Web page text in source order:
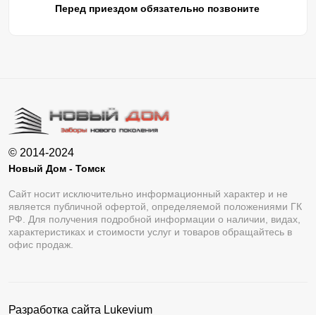
Перед приездом обязательно позвоните
© 2014-2024
Новый Дом - Томск
Сайт носит исключительно информационный характер и не
является публичной офертой, определяемой положениями ГК
РФ. Для получения подробной информации о наличии, видах,
характеристиках и стоимости услуг и товаров обращайтесь в
офис продаж.
Разработка сайта Lukevium